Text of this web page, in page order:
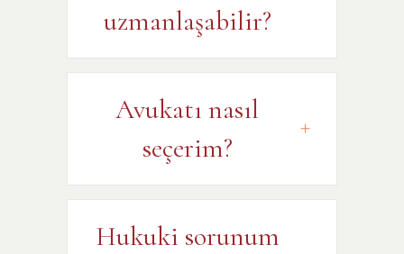
uzmanlaşabilir?
Avukatı nasıl
seçerim?
Hukuki sorunum